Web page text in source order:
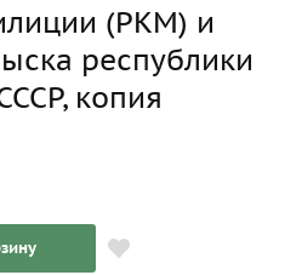
(РКМ) и
республики
копия